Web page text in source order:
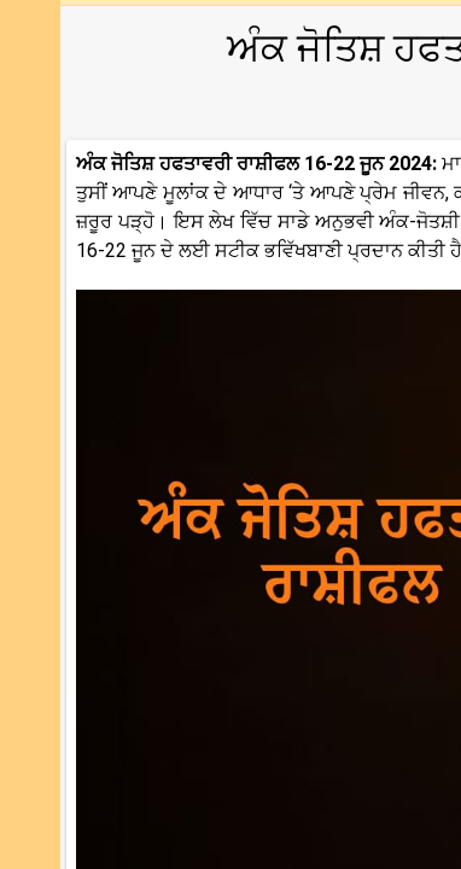
ਅੰਕ ਜੋਤਿਸ਼
ਅੰਕ ਜੋਤਿਸ਼ ਹਫਤਾਵਰੀ ਰਾਸ਼ੀਫਲ 16-22 ਜੂਨ 2024:
ਤੁਸੀਂ ਆਪਣੇ ਮੂਲਾਂਕ ਦੇ ਆਧਾਰ ‘ਤੇ ਆਪਣੇ ਪ੍ਰੇਮ ਜੀਵਨ,
ਜ਼ਰੂਰ ਪੜ੍ਹੋ। ਇਸ ਲੇਖ ਵਿੱਚ ਸਾਡੇ ਅਨੁਭਵੀ ਅੰਕ-
16-22 ਜੂਨ ਦੇ ਲਈ ਸਟੀਕ ਭਵਿੱਖਬਾਣੀ ਪ੍ਰਦਾਨ ਕੀਤੀ